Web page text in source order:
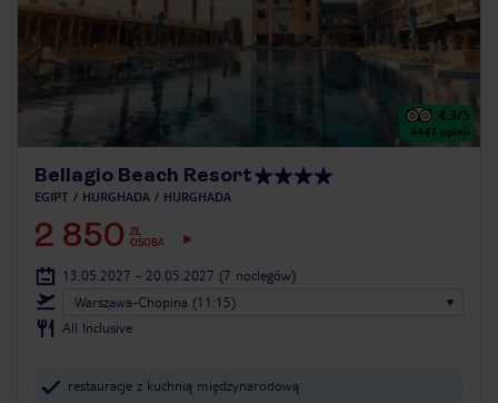
4.3/5
4447 opinii
Bellagio Beach Resort
EGIPT HURGHADA HURGHADA
2 850 ZŁ
OSOBA
13.05.2027 - 20.05.2027 (7 noclegów)
Warszawa-Chopina (11:15)
All Inclusive
restauracje z kuchnią międzynarodową